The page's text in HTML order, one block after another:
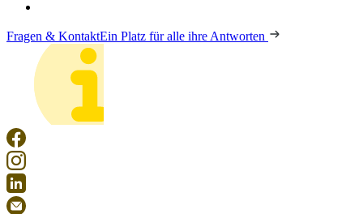
Fragen & KontaktEin Platz für alle ihre Antworten